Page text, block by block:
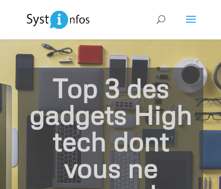
Top 3 des
gadgets High
tech dont
vous ne